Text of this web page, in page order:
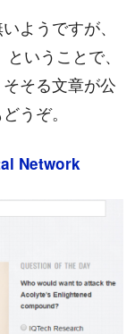
ようですが、
いうことで、
そる文章が公
うぞ。
Network